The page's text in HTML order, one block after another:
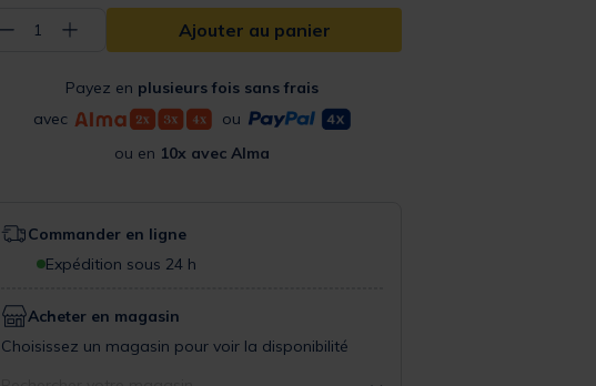
− 1 + Ajouter au panier
Payez en plusieurs fois sans frais
avec
ou
ou en 10x avec Alma
Commander en ligne
Expédition sous 24 h
Acheter en magasin
Choisissez un magasin pour voir la disponibilité